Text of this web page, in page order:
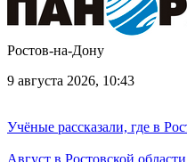
Ростов-на-Дону
9 августа 2026, 10:43
Учёные рассказали, где в
Август в Ростовской